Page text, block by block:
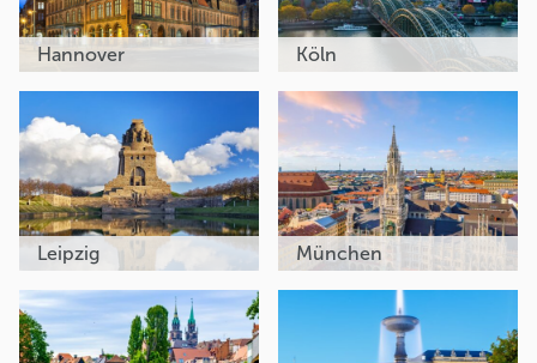
Hannover Köln
Leipzig München